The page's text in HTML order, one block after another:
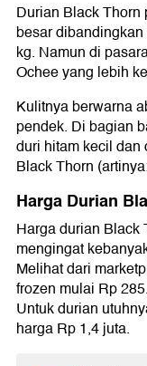
Durian Black
besar
kg. Namun di
Ochee yang lebih
Kulitnya berwarna
pendek. Di bagian
duri hitam kecil dan
Black Thorn
Harga Durian
Harga durian Black
mengingat
Melihat dari
frozen mulai Rp
Untuk durian
harga Rp 1,4 juta.